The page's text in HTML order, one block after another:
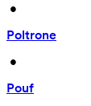
•
Poltrone
•
Pouf